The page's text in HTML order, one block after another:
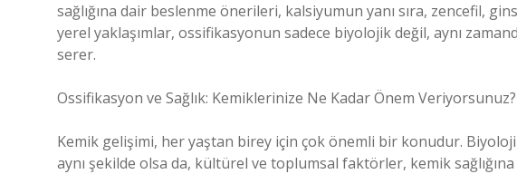
sağlığına dair beslenme önerileri, kalsiyumun yanı sıra, zencefil,
yerel yaklaşımlar, ossifikasyonun sadece biyolojik değil, aynı
serer.
Ossifikasyon ve Sağlık: Kemiklerinize Ne Kadar Önem Veriyorsunuz?
Kemik gelişimi, her yaştan birey için çok önemli bir konudur.
aynı şekilde olsa da, kültürel ve toplumsal faktörler, kemik